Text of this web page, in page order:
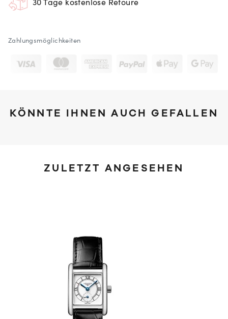
30 Tage kostenlose Retoure
Zahlungsmöglichkeiten
KÖNNTE IHNEN AUCH GEFALLEN
ZULETZT ANGESEHEN